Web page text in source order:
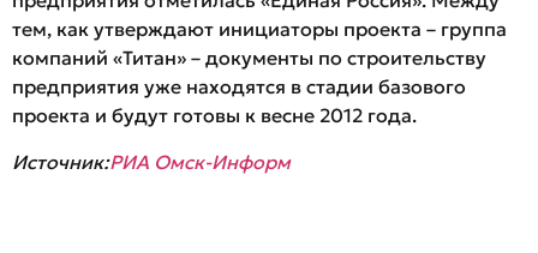
тем, как утверждают инициаторы проекта – группа
компаний «Титан» – документы по строительству
предприятия уже находятся в стадии базового
проекта и будут готовы к весне 2012 года.
Источник:РИА Омск-Информ